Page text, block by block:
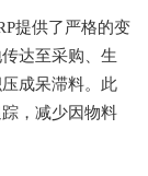
提供了严格的变
达至采购、生
成呆滞料。此
，减少因物料